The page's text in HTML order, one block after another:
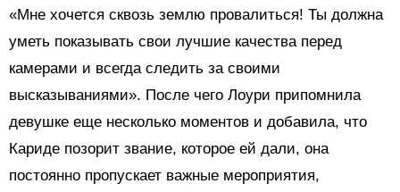
«Мне хочется сквозь землю провалиться! Ты должна
уметь показывать свои лучшие качества перед
камерами и всегда следить за своими
высказываниями». После чего Лоури припомнила
девушке еще несколько моментов и добавила, что
Кариде позорит звание, которое ей дали, она
постоянно пропускает важные мероприятия,